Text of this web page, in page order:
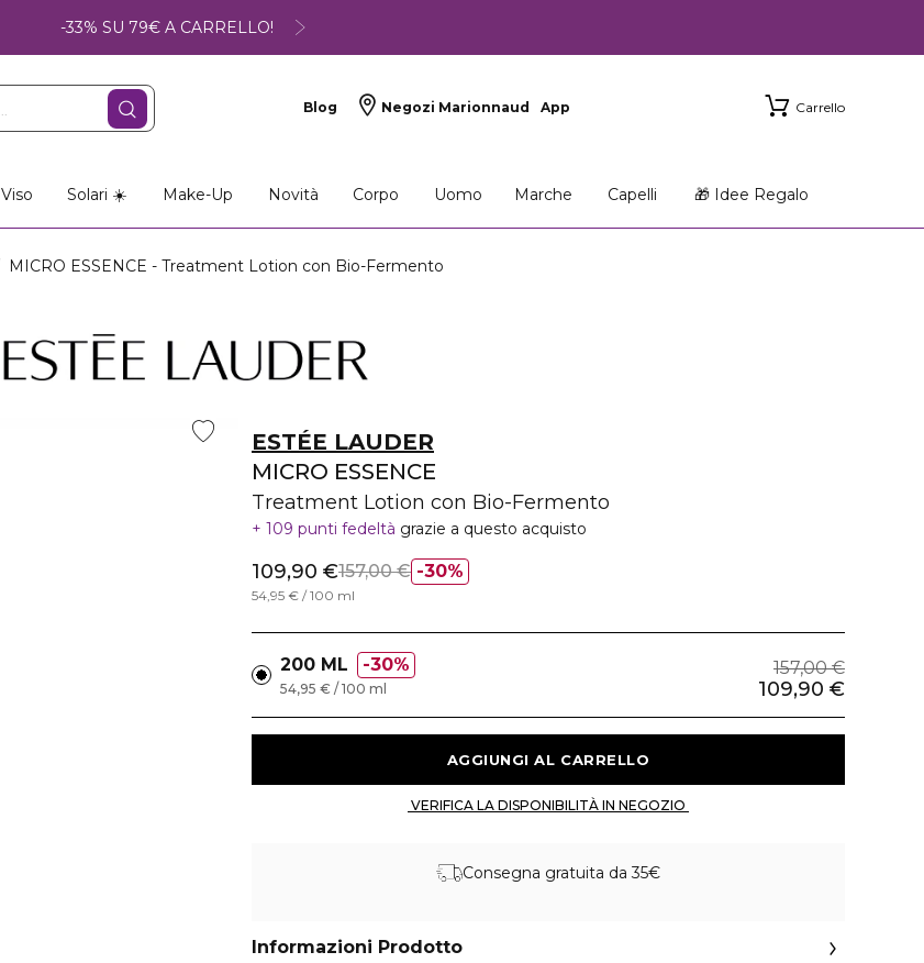
-33% SU 79€ A CARRELLO!
Blog Negozi Marionnaud App Carrello
Viso Solari ☀️ Make-Up Novità Corpo Uomo Marche Capelli 🎁 Idee Regalo
MICRO ESSENCE - Treatment Lotion con Bio-Fermento
ESTÉE LAUDER
MICRO ESSENCE
Treatment Lotion con Bio-Fermento
109 punti fedeltà grazie a questo acquisto
30%
109,90 €157,00 €
54,95 € / 100 ml
200 ML 30% 157,00 €
109,90 €
54,95 € / 100 ml
Consegna gratuita da 35€
Informazioni Prodotto